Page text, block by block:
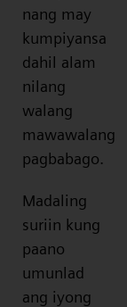
nang may
kumpiyansa
dahil alam
nilang
walang
mawawalang
pagbabago.
Madaling
suriin kung
paano
umunlad
ang iyong